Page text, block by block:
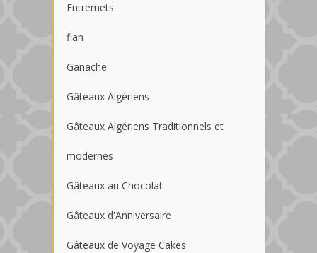
Entremets
flan
Ganache
Gâteaux Algériens
Gâteaux Algériens Traditionnels et
modernes
Gâteaux au Chocolat
Gâteaux d'Anniversaire
Gâteaux de Voyage Cakes